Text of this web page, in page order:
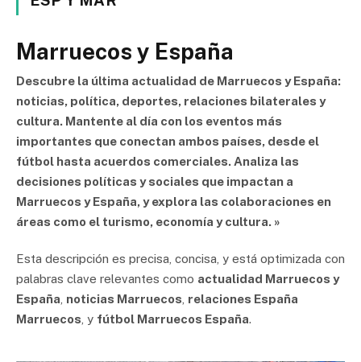
Marruecos y España
Descubre la última actualidad de Marruecos y España:
noticias, política, deportes, relaciones bilaterales y
cultura. Mantente al día con los eventos más
importantes que conectan ambos países, desde el
fútbol hasta acuerdos comerciales. Analiza las
decisiones políticas y sociales que impactan a
Marruecos y España, y explora las colaboraciones en
áreas como el turismo, economía y cultura. »
Esta descripción es precisa, concisa, y está optimizada con
palabras clave relevantes como actualidad Marruecos y
España noticias Marruecos relaciones España
Marruecos , y fútbol Marruecos España.